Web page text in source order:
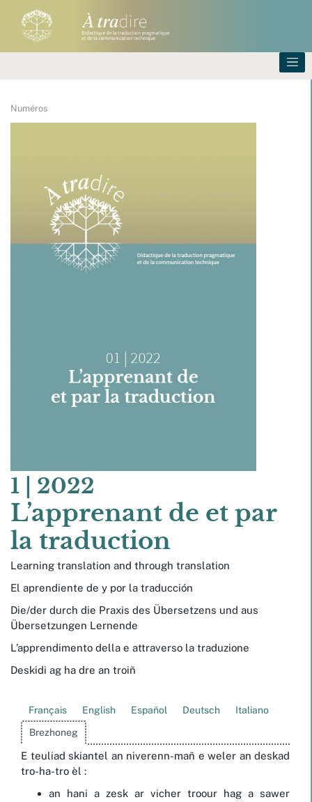
Numéros
1 | 2022
L’apprenant de et par
la traduction
Learning translation and through translation
El aprendiente de y por la traducción
Die/der durch die Praxis des Übersetzens und aus
Übersetzungen Lernende
L’apprendimento della e attraverso la traduzione
Deskidi ag ha dre an troiñ
Français English Español Deutsch
Italiano
Brezhoneg
E teuliad skiantel an niverenn-mañ e weler an deskad
tro-ha-tro èl :
an hani a zesk ar vicher troour hag a sawer